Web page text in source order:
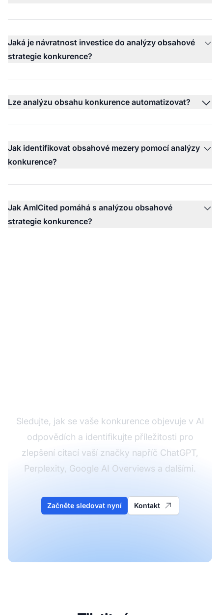
Jaká je návratnost investice do analýzy obsahové
strategie konkurence?
Lze analýzu obsahu konkurence automatizovat?
Jak identifikovat obsahové mezery pomocí analýzy
konkurence?
Jak AmICited pomáhá s analýzou obsahové
strategie konkurence?
Sledujte, jak se vaše konkurence objevuje v AI
odpovědích a identifikujte příležitosti pro
zlepšení citací vaší značky napříč ChatGPT,
Perplexity, Google AI Overviews a dalšími.
Začněte sledovat nyní Kontakt